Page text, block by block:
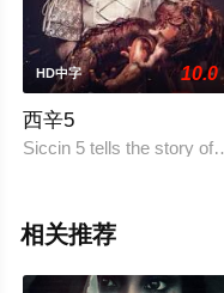
HD中字 10.0
西辛5
Siccin 5 tells the story of
相关推荐